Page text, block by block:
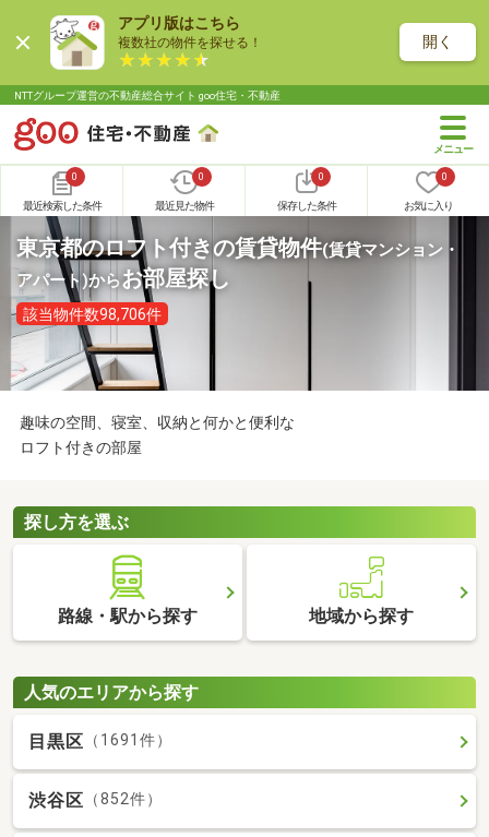
アプリ版はこちら
複数社の物件を探せる！ 開く
NTTグループ運営の不動産総合サイト goo住宅・不動産
0
最近検索した条件
0
最近見た物件
0
保存した条件
0
お気に入り
東京都のロフト付きの賃貸物件(賃貸マンション・
アパート)からお部屋探し
該当物件数98,706件
趣味の空間、寝室、収納と何かと便利な
ロフト付きの部屋
探し方を選ぶ
路線・駅から探す 地域から探す
人気のエリアから探す
目黒区 （1691件）
渋谷区 （852件）